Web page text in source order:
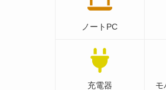
ノートPC
充電器
モ